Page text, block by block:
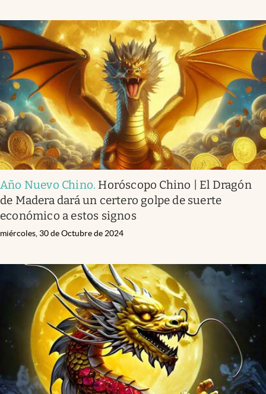
Año Nuevo Chino. Horóscopo Chino | El Dragón
de Madera dará un certero golpe de suerte
económico a estos signos
miércoles, 30 de Octubre de 2024